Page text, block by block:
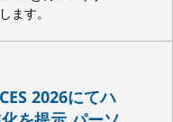
ます。
2026にてハ